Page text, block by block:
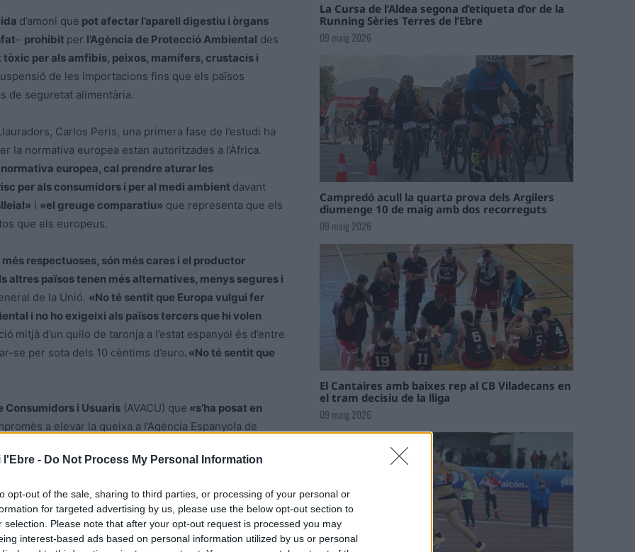
l'Ebre - Do Not Process My Personal Information
opt-out of the sale, sharing to third parties, or processing of your personal or
for targeted advertising by us, please use the below opt-out section to
selection. Please note that after your opt-out request is processed you may
interest-based ads based on personal information utilized by us or personal
d’amoni que pot afectar l’aparell digestiu i òrgans
– prohibit per l’Agència de Protecció Ambiental des
per als amfibis, peixos, mamífers, crustacis i
de les importacions fins que els països
de seguretat alimentària.
Carlos Peris, una primera fase de l’estudi ha
la normativa europea estan autoritzades a l’Àfrica.
europea, cal prendre aturar les
per als consumidors i per al medi ambient davant
i «el greuge comparatiu» que representa que els
que els europeus.
respectuoses, són més cares i el productor
altres països tenen més alternatives, menys segures i
de la Unió. «No té sentit que Europa vulgui fer
i no ho exigeixi als països tercers que hi volen
mitjà d’un quilo de taronja a l’estat espanyol és d’entre
se per sota dels 10 cèntims d’euro. «No té sentit que
Consumidors i Usuaris (AVACU) que «s’ha posat en
a elevar la queixa a l’Agència Espanyola de
les institucions europees. Per a la seva banda, la Unió
de Seguretat Alimentària(EFSA). La EFSA és
dels productes fitosanitaris contra les plagues i les
no tenen impacte al medi ambient. A més avalua el
permesos en productes d’origen vegetal o animal
La Cursa de l’Aldea segona d’etiqueta d’or de la
Running Sèries Terres de l’Ebre
09 maig 2026
Campredó acull la quarta prova dels Argilers
diumenge 10 de maig amb dos recorreguts
09 maig 2026
El Cantaires amb baixes rep al CB Viladecans en
el tram decisiu de la lliga
09 maig 2026